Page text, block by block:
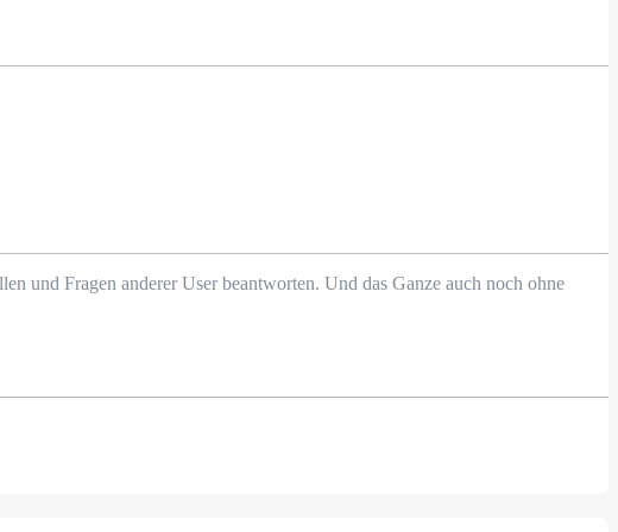
und Fragen anderer User beantworten. Und das Ganze auch noch ohne